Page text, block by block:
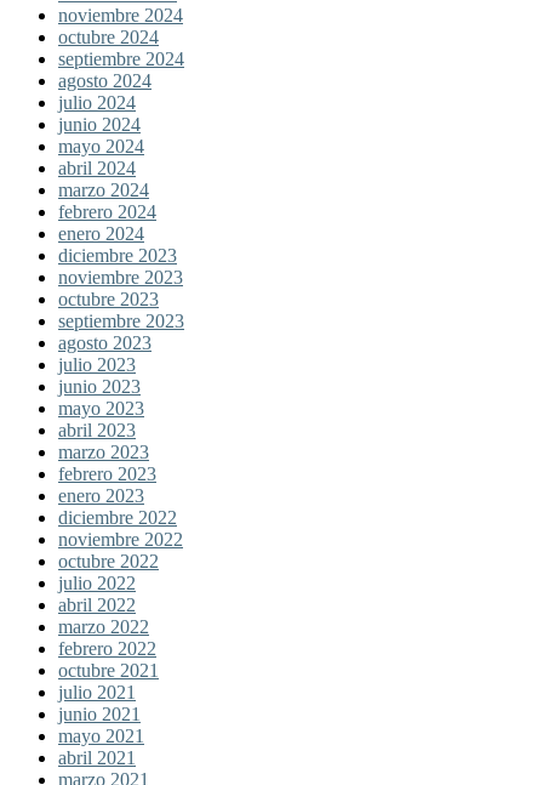
noviembre 2024
octubre 2024
septiembre 2024
agosto 2024
julio 2024
junio 2024
mayo 2024
abril 2024
marzo 2024
febrero 2024
enero 2024
diciembre 2023
noviembre 2023
octubre 2023
septiembre 2023
agosto 2023
julio 2023
junio 2023
mayo 2023
abril 2023
marzo 2023
febrero 2023
enero 2023
diciembre 2022
noviembre 2022
octubre 2022
julio 2022
abril 2022
marzo 2022
febrero 2022
octubre 2021
julio 2021
junio 2021
mayo 2021
abril 2021
marzo 2021